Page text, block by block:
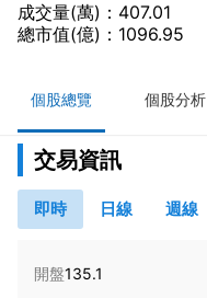
成交量(萬)：407.01
總市值(億)：1096.95
個股總覽 個股分析
交易資訊
即時 日線 週線
開盤135.1